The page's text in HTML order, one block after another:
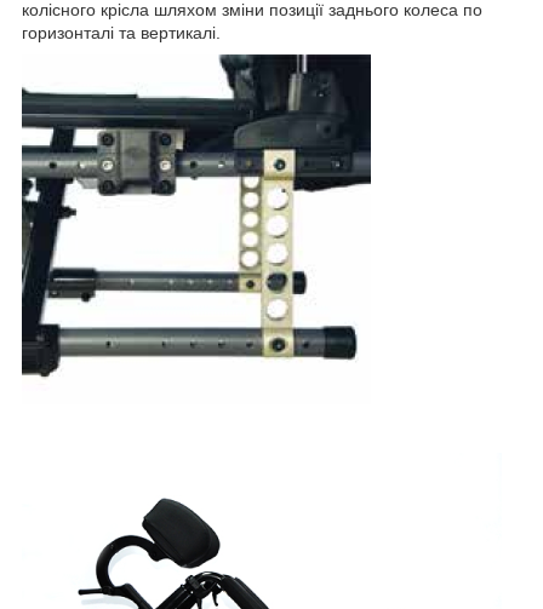
колісного крісла шляхом зміни позиції заднього колеса по
горизонталі та вертикалі.